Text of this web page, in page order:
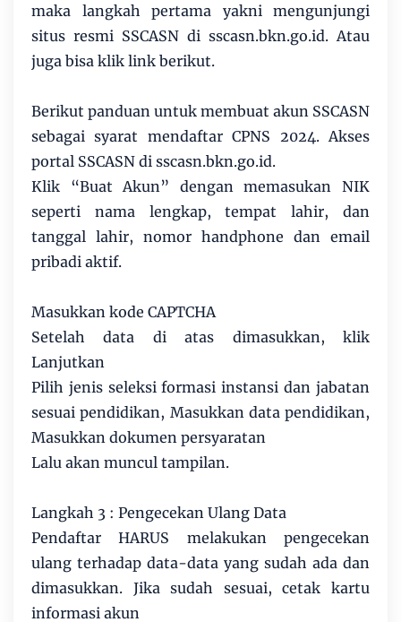
maka langkah pertama yakni mengunjungi
situs resmi SSCASN di sscasn.bkn.go.id. Atau
juga bisa klik link berikut.
Berikut panduan untuk membuat akun SSCASN
sebagai syarat mendaftar CPNS 2024. Akses
portal SSCASN di sscasn.bkn.go.id.
Klik “Buat Akun” dengan memasukan NIK
seperti nama lengkap, tempat lahir, dan
tanggal lahir, nomor handphone dan email
pribadi aktif.
Masukkan kode CAPTCHA
Setelah data di atas dimasukkan, klik
Lanjutkan
Pilih jenis seleksi formasi instansi dan jabatan
sesuai pendidikan, Masukkan data pendidikan,
Masukkan dokumen persyaratan
Lalu akan muncul tampilan.
Langkah 3 : Pengecekan Ulang Data
Pendaftar HARUS melakukan pengecekan
ulang terhadap data-data yang sudah ada dan
dimasukkan. Jika sudah sesuai, cetak kartu
informasi akun